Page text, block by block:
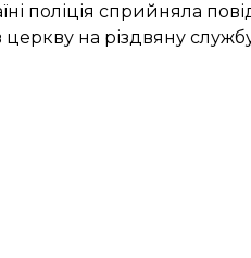
поліція сприйняла
на різдвяну